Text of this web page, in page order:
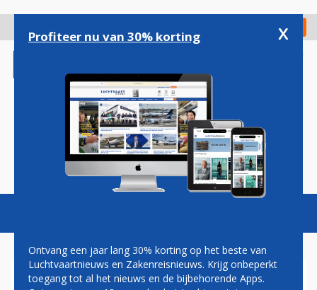
gaan
Check in
Magazine Podcasts Vacatures
Profiteer nu van 30% korting x
Ontvang een jaar lang 30% korting op het beste van
Luchtvaartnieuws en Zakenreisnieuws. Krijg onbeperkt
toegang tot al het nieuws en de bijbehorende Apps.